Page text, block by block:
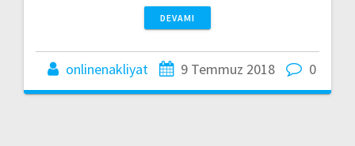
DEVAMI
onlinenakliyat 9 Temmuz 2018 0